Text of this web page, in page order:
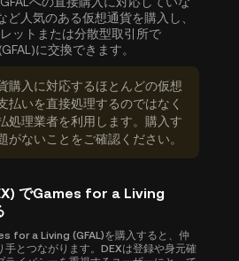
ど人気のある仮想通貨を購入し、
ットまたは分散型取引所で
に交換できます。
購入に対応するほとんどの仮想
払いを直接処理するのではなく
処理業者を利用します。購入す
がないことをご確認ください。
でGames for a Living
for a Living (GFAL)を購入すると、仲
手とつながります。DEXは登録や身元確